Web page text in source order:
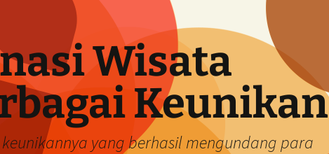
Wisata
Keunikan
yang berhasil mengundang para